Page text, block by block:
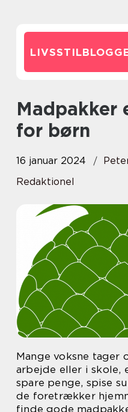
Madpakker er ikke kun
for børn
16 januar 2024
Redaktionel
Mange voksne tager
arbejde eller i skole,
spare penge, spise
de foretrækker
finde gode